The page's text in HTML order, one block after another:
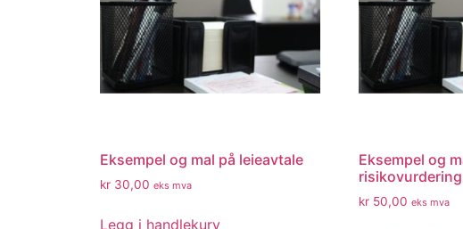
Eksempel og mal på leieavtale
kr 30,00 eks mva
Legg i handlekurv
Eksempel og
risikovurdering
kr50,00 eks mva